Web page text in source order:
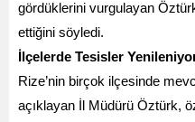
gördüklerini vurgulayan
ettiğini söyledi.
İlçelerde Tesisler
Rize’nin birçok ilçesinde
açıklayan İl Müdürü Öztürk,